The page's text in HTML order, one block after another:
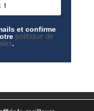
!
et confirme
politique de
.